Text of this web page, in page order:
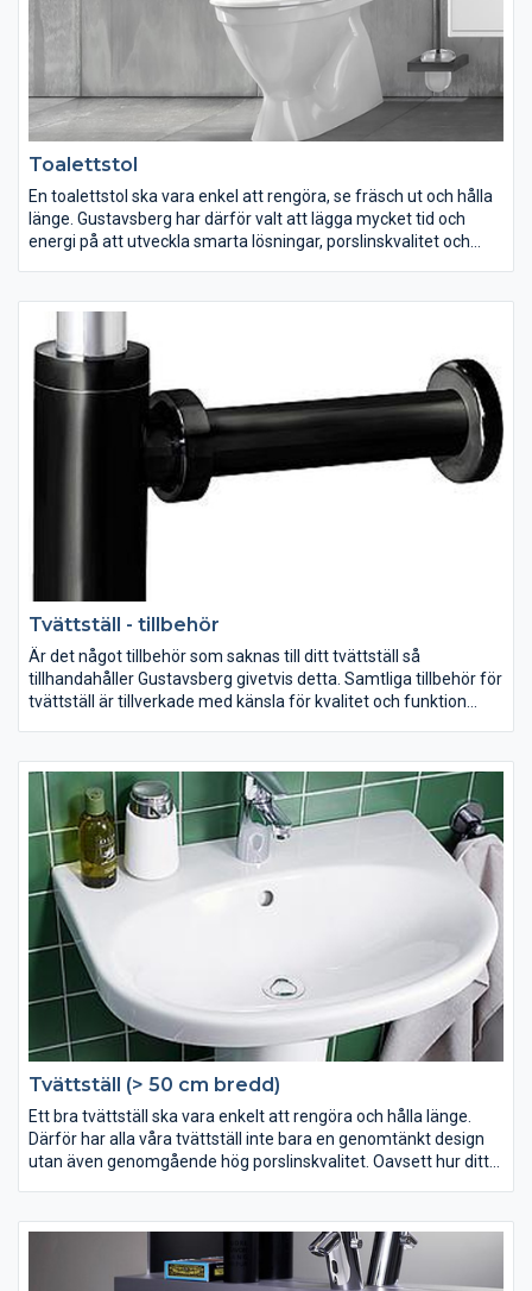
Toalettstol
En toalettstol ska vara enkel att rengöra, se fräsch ut och hålla
länge. Gustavsberg har därför valt att lägga mycket tid och
energi på att utveckla smarta lösningar, porslinskvalitet och
välja på. Oavsett om du är ute efter en lyxigare känsla eller
dig och ditt badrum.
Tvättställ - tillbehör
Är det något tillbehör som saknas till ditt tvättställ så
tillhandahåller Gustavsberg givetvis detta. Samtliga tillbehör för
tvättställ är tillverkade med känsla för kvalitet och funktion
har allt du behöver när det är dags att montera. Här hittar du
alla tillbehör för ditt tvättställ.
Tvättställ (> 50 cm bredd)
Ett bra tvättställ ska vara enkelt att rengöra och hålla länge.
Därför har alla våra tvättställ inte bara en genomtänkt design
utan även genomgående hög porslinskvalitet. Oavsett hur ditt
på. Oavsett om du är ute efter ett litet, stort, lyxigt eller mer
funktionellt badrum så har Gustavsberg ett tvättställ som